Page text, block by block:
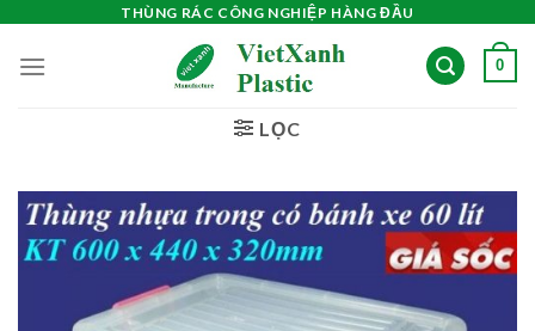
content
THÙNG RÁC CÔNG NGHIỆP HÀNG ĐẦU
0
LỌC